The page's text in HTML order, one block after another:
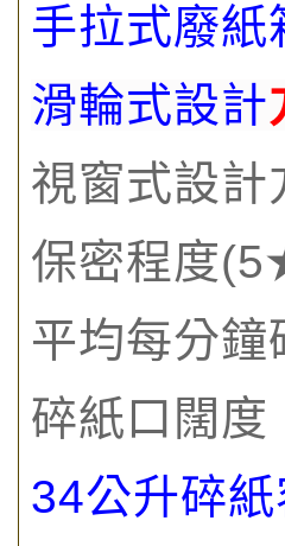
手拉式廢紙
滑輪式設計
視窗式設計
保密程度
平均每分鐘
碎紙口闊度
34公升碎紙